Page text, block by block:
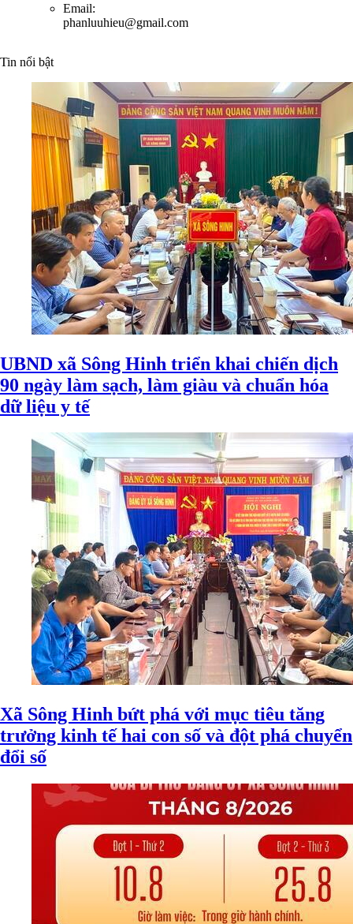
Email:
phanluuhieu@gmail.com
Tin nổi bật
UBND xã Sông Hinh triển khai chiến dịch
90 ngày làm sạch, làm giàu và chuẩn hóa
dữ liệu y tế
Xã Sông Hinh bứt phá với mục tiêu tăng
trưởng kinh tế hai con số và đột phá chuyển
đổi số